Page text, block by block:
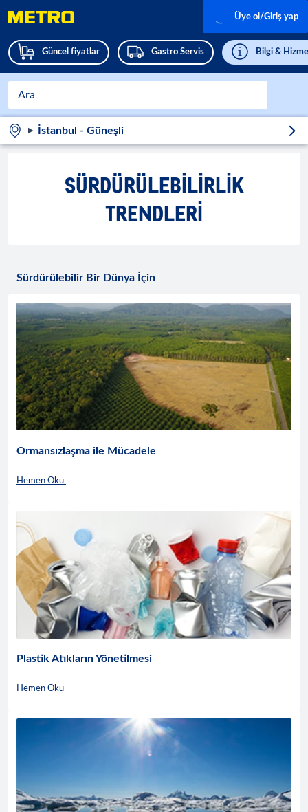
Güncel fiyatlar Gastro Servis Bilgi &
Üye ol/Giriş yap
İstanbul - Güneşli
SÜRDÜRÜLEBILIRLIK
TRENDLERI
Sürdürülebilir Bir Dünya İçin
Ormansızlaşma ile Mücadele
Hemen Oku
Plastik Atıkların Yönetilmesi
Hemen Oku